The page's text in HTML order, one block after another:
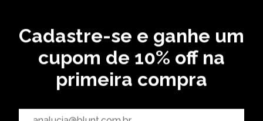
Cadastre-se e ganhe um
cupom de 10% off na
primeira compra
CADASTRE SEU EMAIL EM NOSSA NEWSLETTER E
RECEBA EM PRIMEIRA MÃO AS ULTIMAS NOVIDADES